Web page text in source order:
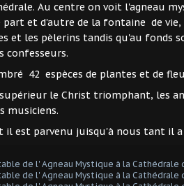
Au centre on voit l'agneau
part et d'autre de la fontaine de vie,
et les pèlerins tandis qu'au fonds
confesseurs.
42 espèces de plantes et de
le Christ triomphant, les
musiciens.
il est parvenu juisqu'à nous tant il